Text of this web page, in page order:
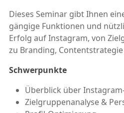
Dieses Seminar gibt Ihnen
gängige Funktionen und
Erfolg auf Instagram, von
zu Branding, Contentstrategie
Schwerpunkte
Überblick über
Zielgruppenanalyse &